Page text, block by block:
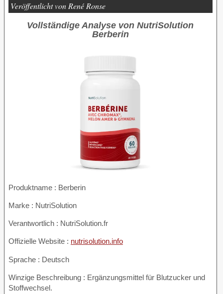
Veröffentlicht von René Ronse
Vollständige Analyse von NutriSolution
Berberin
Produktname : Berberin
Marke : NutriSolution
Verantwortlich : NutriSolution.fr
Offizielle Website : nutrisolution.info
Sprache : Deutsch
Winzige Beschreibung : Ergänzungsmittel für Blutzucker und
Stoffwechsel.